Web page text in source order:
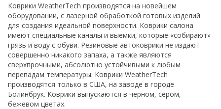
Коврики WeatherTech производятся на новейшем
оборудовании, с лазерной обработкой готовых изделий
для создания идеальной поверхности. Коврики салона
имеют специальные каналы и выемки, которые «собирают»
грязь и воду с обуви. Резиновые автоковрики не издают
совершенно никакого запаха, а также являются
сверхпрочными, абсолютно устойчивыми к любым
перепадам температуры. Коврики WeatherTech
производятся только в США, на заводе в городе
Болинбрук. Коврики выпускаются в черном, сером,
бежевом цветах.